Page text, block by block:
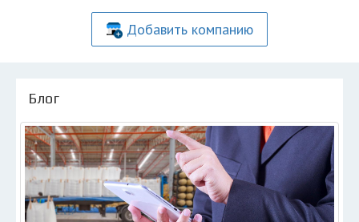
Добавить компанию
Блог